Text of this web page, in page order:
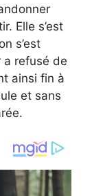
Elle s’est
s’est
a refusé de
ainsi fin à
et sans